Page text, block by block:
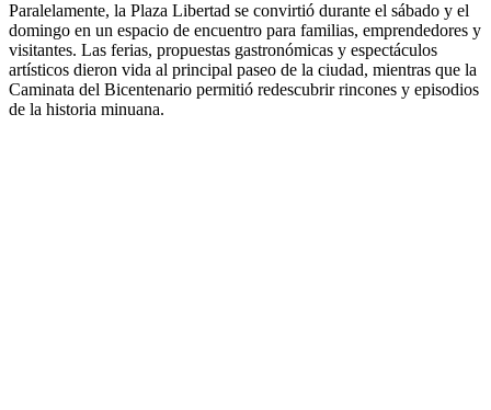
Paralelamente, la Plaza Libertad se convirtió durante el sábado y el
domingo en un espacio de encuentro para familias, emprendedores y
visitantes. Las ferias, propuestas gastronómicas y espectáculos
artísticos dieron vida al principal paseo de la ciudad, mientras que la
Caminata del Bicentenario permitió redescubrir rincones y episodios
de la historia minuana.